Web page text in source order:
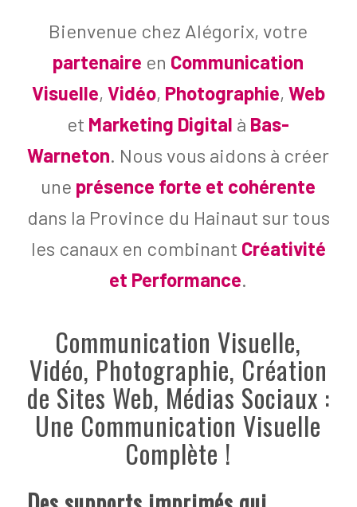
Bienvenue chez Alégorix, votre
partenaire en Communication
Visuelle, Vidéo, Photographie, Web
et Marketing Digital à Bas-
Warneton. Nous vous aidons à créer
une présence forte et cohérente
dans la Province du Hainaut sur tous
les canaux en combinant Créativité
et Performance.
Communication Visuelle,
Vidéo, Photographie, Création
de Sites Web, Médias Sociaux :
Une Communication Visuelle
Complète !